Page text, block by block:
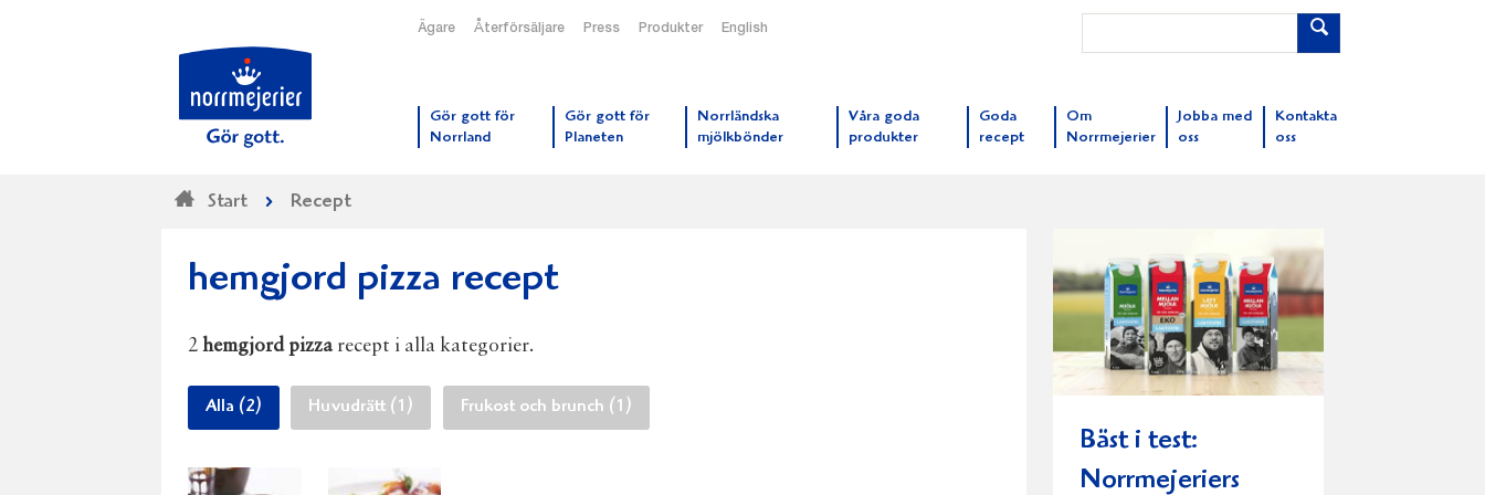
Ägare Återförsäljare Press Produkter English
Gör gott för
Norrland
Gör gott för
Planeten
Norrländska
mjölkbönder
Våra goda
produkter
Goda
recept
Om
Norrmejerier
Jobba med
oss
Kontakta
oss
Start Recept
hemgjord pizza recept
2 hemgjord pizza recept i alla kategorier.
Alla (2) Huvudrätt (1) Frukost och brunch (1)
Bäst i test:
Norrmejeriers